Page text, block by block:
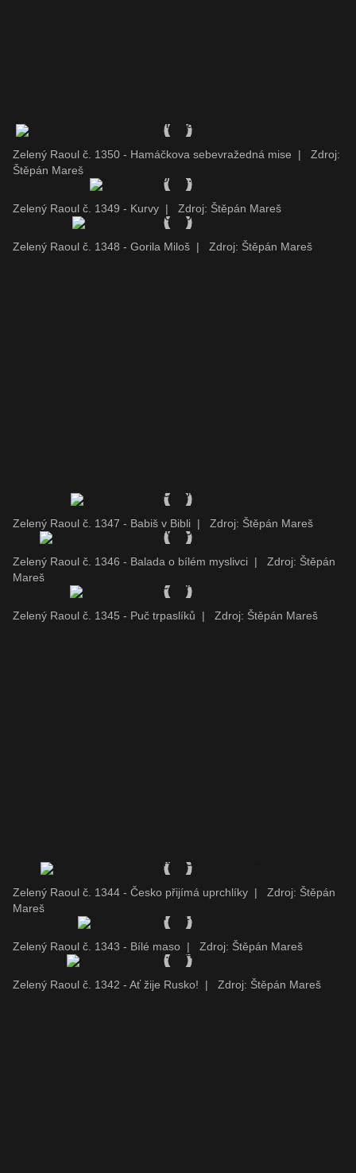
Zelený Raoul č. 1350 - Hamáčkova sebevražedná mise |
Zdroj:
Štěpán Mareš
Zelený Raoul č. 1349 - Kurvy | Zdroj: Štěpán Mareš
Zelený Raoul č. 1348 - Gorila Miloš | Zdroj: Štěpán Mareš
Zelený Raoul č. 1347 - Babiš v Bibli | Zdroj: Štěpán Mareš
Zelený Raoul č. 1346 - Balada o bílém myslivci |
Zdroj: Štěpán
Mareš
Zelený Raoul č. 1345 - Puč trpaslíků | Zdroj: Štěpán Mareš
Zelený Raoul č. 1344 - Česko přijímá uprchlíky |
Zdroj: Štěpán
Mareš
Zelený Raoul č. 1343 - Bílé maso | Zdroj: Štěpán Mareš
Zelený Raoul č. 1342 - Ať žije Rusko! | Zdroj: Štěpán Mareš